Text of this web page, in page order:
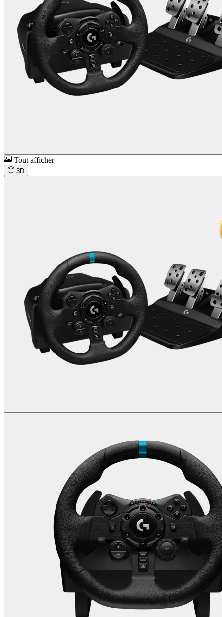
Tout afficher
3D